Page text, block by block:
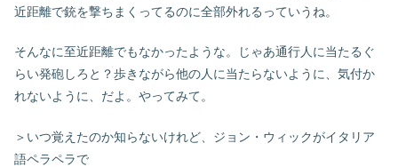
近距離で銃を撃ちまくってるのに全部外れるっていうね。
そんなに至近距離でもなかったような。じゃあ通行人に当たるぐ
らい発砲しろと？歩きながら他の人に当たらないように、気付か
れないように、だよ。やってみて。
＞いつ覚えたのか知らないけれど、ジョン・ウィックがイタリア
語ペラペラで